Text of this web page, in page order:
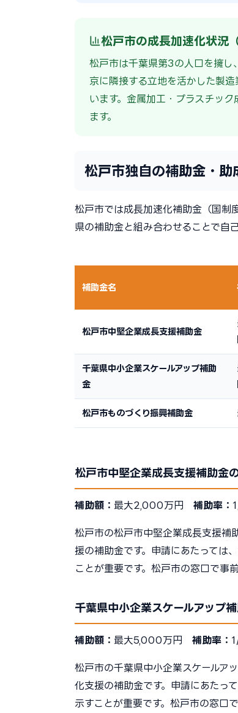
松戸市の成長加速化状況
松戸市は千葉県第3の人口を擁
京に隣接する立地を活かした製
います。金属加工・プラスチッ
ます。
松戸市独自の補助金・助
松戸市では成長加速化補助金（国制
県の補助金と組み合わせることで自
補助金名
松戸市中堅企業成長支援補助金
千葉県中小企業スケールアップ補助
金
松戸市ものづくり振興補助金
松戸市中堅企業成長支援補助金
補助額： 最大2,000万円 補助率：
松戸市の松戸市中堅企業成長支援補
援の補助金です。申請にあたっては
ことが重要です。松戸市の窓口で事
千葉県中小企業スケールアップ
補助額： 最大5,000万円 補助率：
松戸市の千葉県中小企業スケールア
化支援の補助金です。申請にあたっ
示すことが重要です。松戸市の窓口